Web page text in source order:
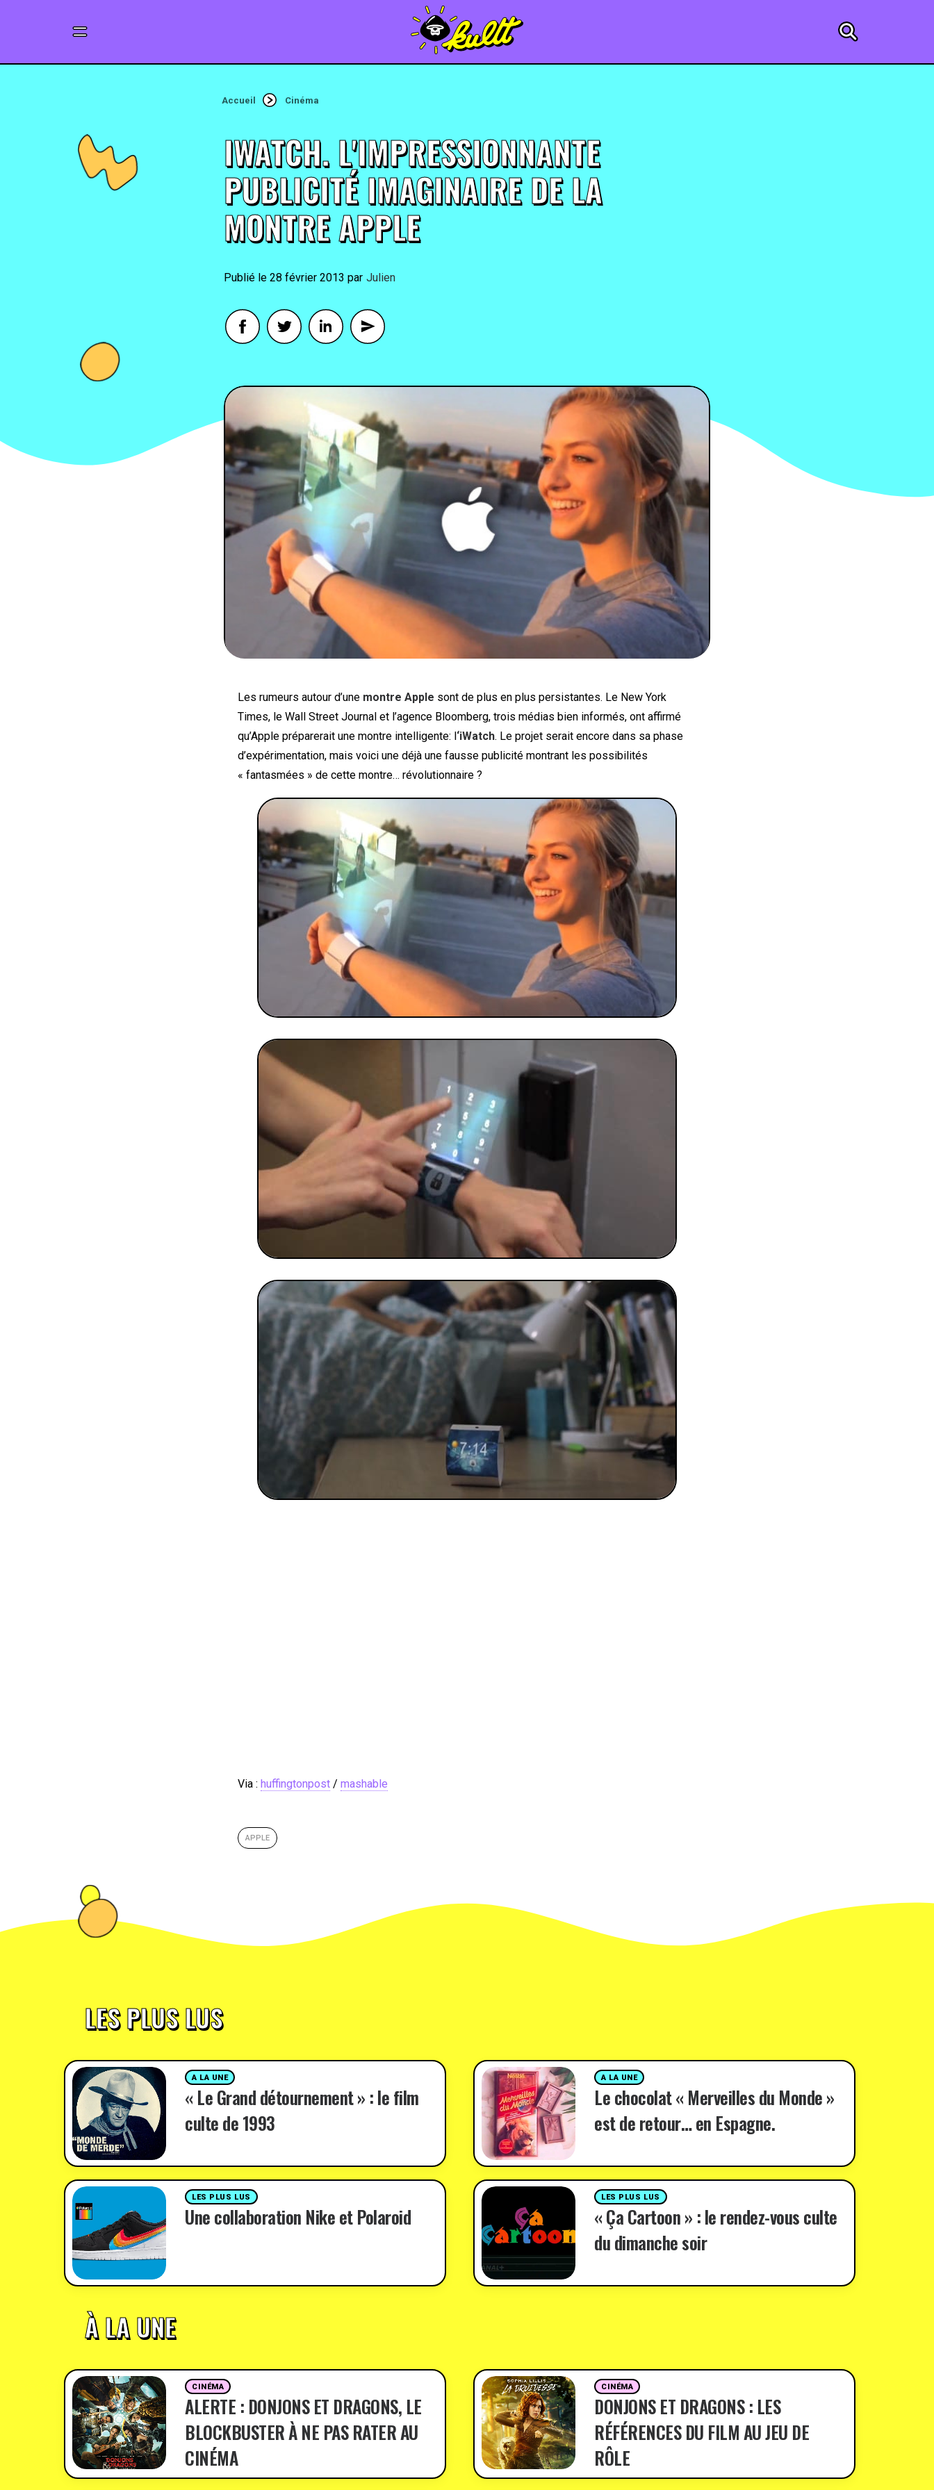
Accueil Cinéma
IWATCH. L'IMPRESSIONNANTE
PUBLICITÉ IMAGINAIRE DE LA
MONTRE APPLE
28 février 2013 By Julien
Les rumeurs autour d’une montre Apple sont de plus en plus persistantes. Le New York
Times, le Wall Street Journal et l’agence Bloomberg, trois médias bien informés, ont affirmé
qu’Apple préparerait une montre intelligente: l‘iWatch. Le projet serait encore dans sa phase
d’expérimentation, mais voici une déjà une fausse publicité montrant les possibilités
« fantasmées » de cette montre… révolutionnaire ?
Via : huffingtonpost / mashable
APPLE
LES PLUS LUS
A LA UNE
« Le Grand détournement » : le film
culte de 1993
A LA UNE
Le chocolat « Merveilles du Monde »
est de retour… en Espagne.
LES PLUS LUS
Une collaboration Nike et Polaroid
LES PLUS LUS
« Ça Cartoon » : le rendez-vous culte
du dimanche soir
À LA UNE
CINÉMA
ALERTE : DONJONS ET DRAGONS, LE
BLOCKBUSTER À NE PAS RATER AU
CINÉMA
CINÉMA
DONJONS ET DRAGONS : LES
RÉFÉRENCES DU FILM AU JEU DE
RÔLE